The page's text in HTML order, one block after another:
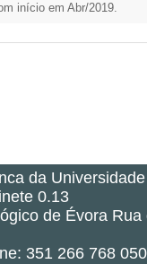
início em Abr/2019.
da
0.13
de Évora Rua
351 266 768 050